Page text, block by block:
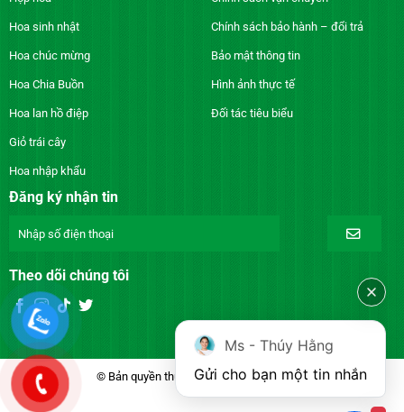
Hoa sinh nhật
Hoa chúc mừng
Hoa Chia Buồn
Hoa lan hồ điệp
Giỏ trái cây
Hoa nhập khẩu
Chính sách bảo hành – đổi trả
Bảo mật thông tin
Hình ảnh thực tế
Đối tác tiêu biểu
Đăng ký nhận tin
Theo dõi chúng tôi
© Bản quyền thuộc về DienhoaXANH.com
Ms - Thúy Hằng
Gửi cho bạn một tin nhắn